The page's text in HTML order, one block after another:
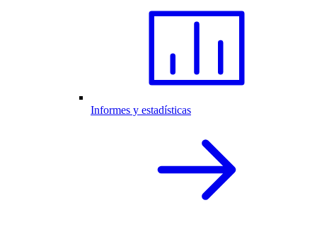
Informes y estadísticas